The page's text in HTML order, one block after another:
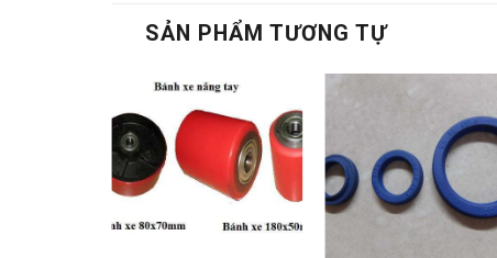
SẢN PHẨM TƯƠNG TỰ